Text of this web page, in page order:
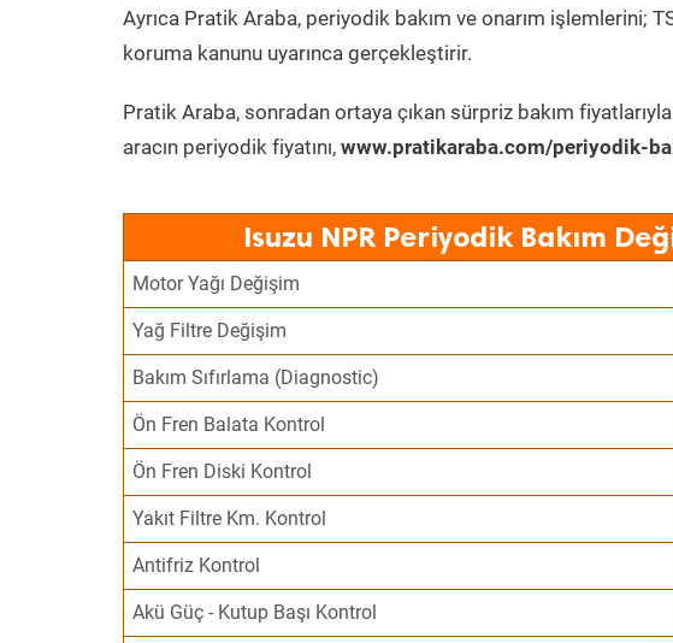
Ayrıca Pratik Araba, periyodik bakım ve onarım işlemlerini;
koruma kanunu uyarınca gerçekleştirir.
Pratik Araba, sonradan ortaya çıkan sürpriz bakım fiyatlarıyla
aracın periyodik fiyatını, www.pratikaraba.com/periyodik-
Isuzu NPR Periyodik Bakım
Motor Yağı Değişim
Yağ Filtre Değişim
Bakım Sıfırlama (Diagnostic)
Ön Fren Balata Kontrol
Ön Fren Diski Kontrol
Yakıt Filtre Km. Kontrol
Antifriz Kontrol
Akü Güç - Kutup Başı Kontrol